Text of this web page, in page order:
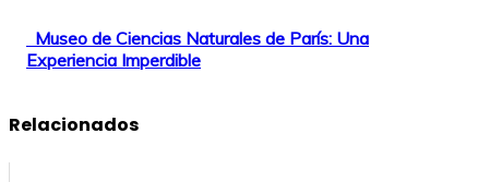
Museo de Ciencias Naturales de París: Una
Experiencia Imperdible
Relacionados